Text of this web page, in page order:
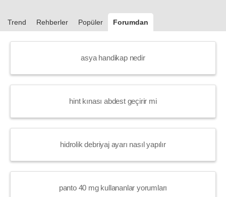
Trend Rehberler Popüler Forumdan
asya handikap nedir
hint kınası abdest geçirir mi
hidrolik debriyaj ayarı nasıl yapılır
panto 40 mg kullananlar yorumları